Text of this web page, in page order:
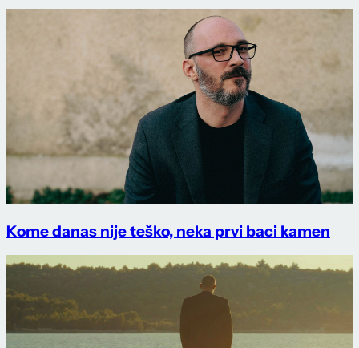
Kome danas nije teško, neka prvi baci kamen